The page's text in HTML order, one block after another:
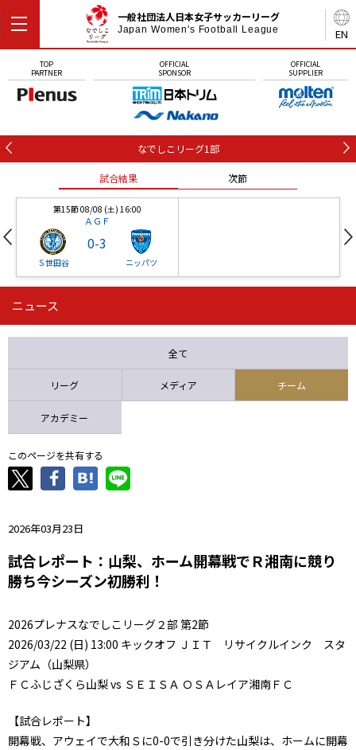
EN
一般社団法人日本女子サッカーリーグ
Japan Women's Football League
TOP
PARTNER
OFFICIAL
SPONSOR
OFFICIAL
SUPPLIER
なでしこリーグ1部
試合結果 次節
第15節 08/08 (土) 16:00
ＡＧＦ
Ｓ世田谷
0-3
ニッパツ
第16節 09/05 (土) 15:00
ニッパツ 石人の星
ニュース
全て
リーグ メディア チーム
アカデミー
このページを共有する
2026年03月23日
試合レポート：山梨、ホーム開幕戦でＲ湘南に競り
勝ち今シーズン初勝利！
2026プレナスなでしこリーグ２部 第2節
2026/03/22 (日) 13:00 キックオフ ＪＩＴ リサイクルインク スタ
ジアム（山梨県）
ＦＣふじざくら山梨 vs ＳＥＩＳＡ ＯＳＡレイア湘南ＦＣ
【試合レポート】
開幕戦、アウェイで大和Ｓに0-0で引き分けた山梨は、ホームに開幕